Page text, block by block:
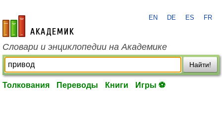
academic.ru
EN DE ES FR
Словари и энциклопедии на Академике
Найти!
Толкования Переводы Книги Игры ⚽